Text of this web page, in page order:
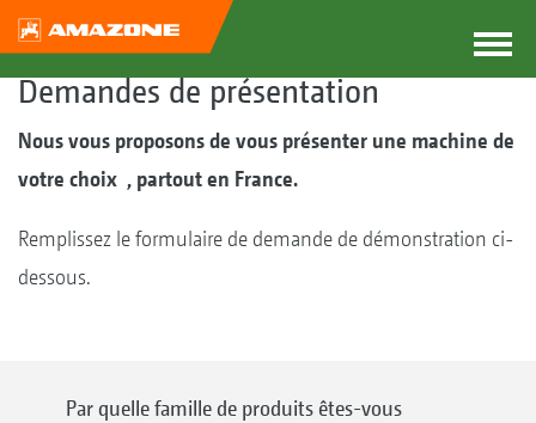
Demandes de présentation
Nous vous proposons de vous présenter une machine de
votre choix , partout en France.
Remplissez le formulaire de demande de démonstration ci-
dessous.
Par quelle famille de produits êtes-vous